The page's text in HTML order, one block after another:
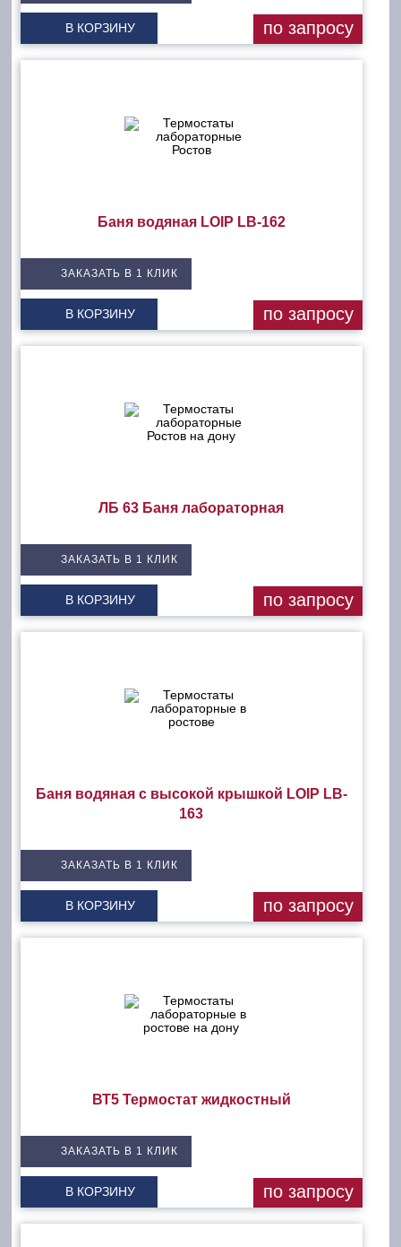
В КОРЗИНУ по запросу
Баня водяная LOIP LB-162
ЗАКАЗАТЬ В 1 КЛИК
В КОРЗИНУ по запросу
ЛБ 63 Баня лабораторная
ЗАКАЗАТЬ В 1 КЛИК
В КОРЗИНУ по запросу
Баня водяная с высокой крышкой LOIP LB-
163
ЗАКАЗАТЬ В 1 КЛИК
В КОРЗИНУ по запросу
ВТ5 Термостат жидкостный
ЗАКАЗАТЬ В 1 КЛИК
В КОРЗИНУ по запросу